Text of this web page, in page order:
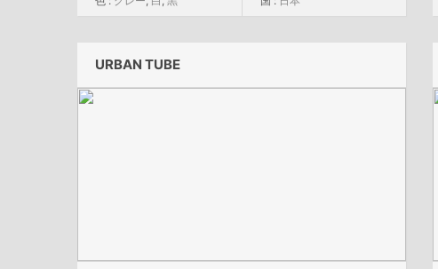
URBAN TUBE